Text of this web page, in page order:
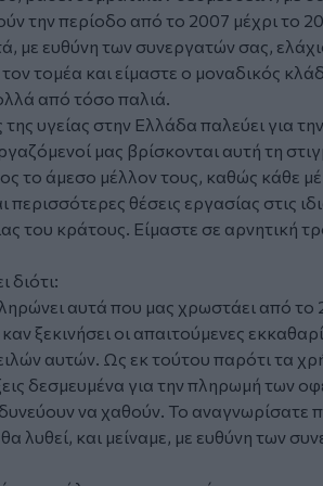
την περίοδο από το 2007 μέχρι το
με ευθύνη των συνεργατών σας,
τον τομέα και είμαστε ο μοναδικός
από τόσο παλιά.
υγείας στην Ελλάδα παλεύει για
μας βρίσκονται αυτή τη
το άμεσο μέλλον τους, καθώς κάθε
περισσότερες θέσεις εργασίας στις
του κράτους. Είμαστε σε αρνητική
διότι:
αυτά που μας χρωστάει από το
ξεκινήσει οι απαιτούμενες
αυτών. Ως εκ τούτου παρότι τα
δεσμευμένα για την πληρωμή των
να χαθούν. Το αναγνωρίσατε
λυθεί, και μείναμε, με ευθύνη των